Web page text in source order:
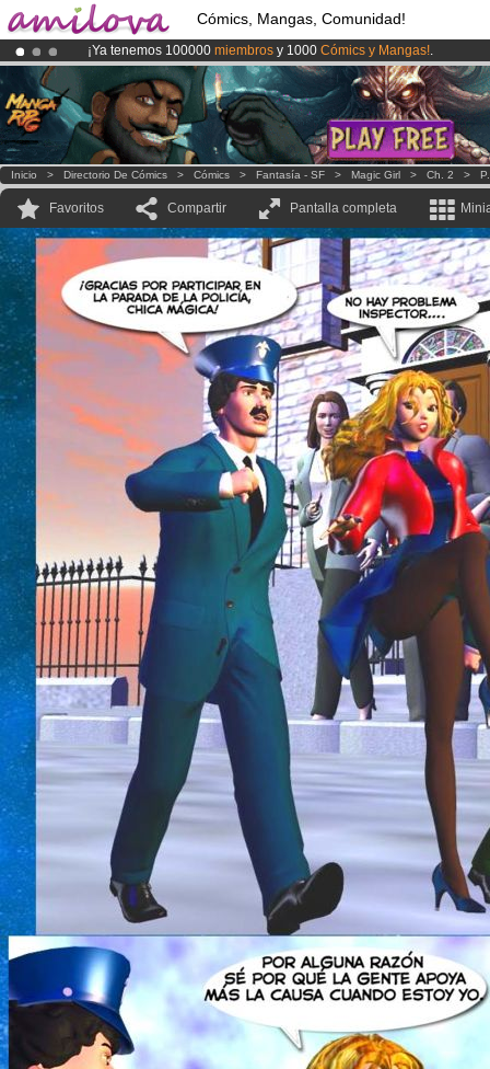
Cómics, Mangas, Comunidad!
¡Ya tenemos 100000 miembros y 1000 Cómics y Mangas!.
¡Conviertete en Premium por3.95 eurosal mes!Hazte Premium ya
El Kickstarter Amilova está desormado lanzado!.
Inicio > Directorio De Cómics > Cómics > Fantasía - SF > Magic Girl > Ch. 2 >
Favoritos Compartir Pantalla completa